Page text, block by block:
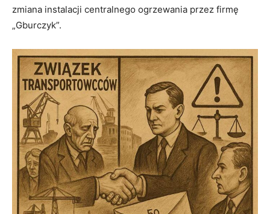
zmiana instalacji centralnego ogrzewania przez firmę
„Gburczyk”.